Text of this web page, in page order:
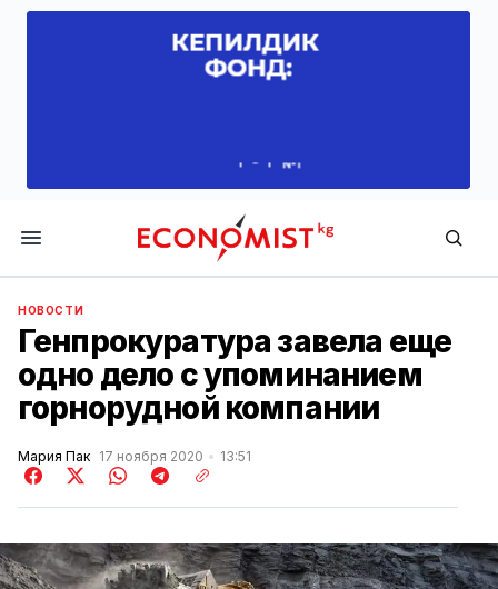
Economist.kg
НОВОСТИ
Генпрокуратура завела еще
одно дело с упоминанием
горнорудной компании
Мария Пак 17 ноября 2020 13:51